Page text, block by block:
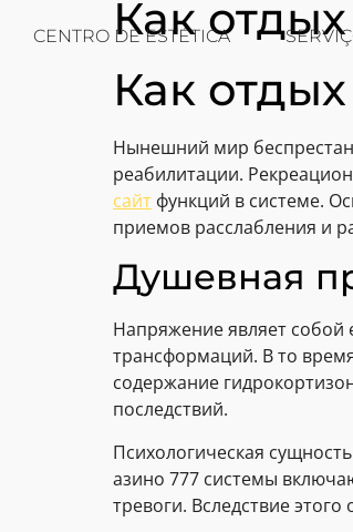
CENTRO DE ESTÉTICA
Как
Как
Нынешний мир
реабилитации.
сайт функций в системе.
приемов расслабления и
Душевная
Напряжение являет
трансформаций. В то
содержание
последствий.
Психологическая
азино 777 системы
тревоги. Вследствие